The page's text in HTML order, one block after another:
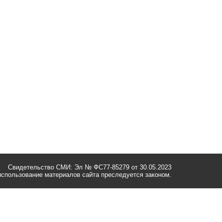
Свидетельство СМИ: Эл № ФС77-85279 от 30.05.2023
материалов сайта преследуется законом.